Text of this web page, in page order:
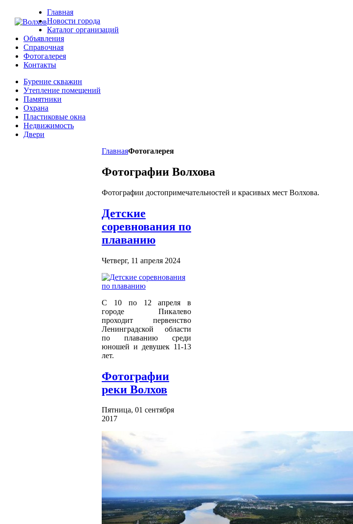
Главная
Новости города
Каталог организаций
Объявления
Справочная
Фотогалерея
Контакты
Бурение скважин
Утепление помещений
Памятники
Охрана
Пластиковые окна
Недвижимость
Двери
ГлавнаяФотогалерея
Фотографии Волхова
Фотографии достопримечательностей и красивых мест Волхова.
Детские
соревнования по
плаванию
Четверг, 11 апреля 2024
С 10 по 12 апреля в
городе Пикалево
проходит первенство
Ленинградской области
по плаванию среди
юношей и девушек 11-13
лет.
Фотографии
реки Волхов
Пятница, 01 сентября
2017